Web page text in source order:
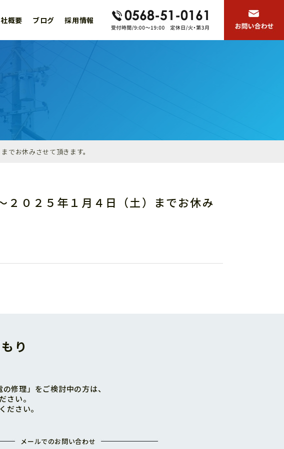
概要 ブログ 採用情報
でお休みさせて頂きます。
０２５年１月４日（土）までお休み
り
修理」をご検討中の方は、
さい。
ださい。
メールでのお問い合わせ